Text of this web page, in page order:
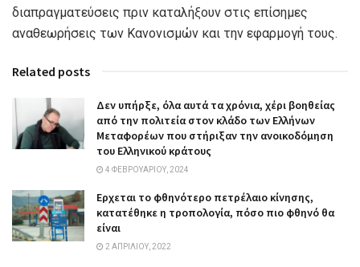
διαπραγματεύσεις πριν καταλήξουν στις επίσημες
αναθεωρήσεις των Κανονισμών και την εφαρμογή τους.
Related posts
Δεν υπήρξε, όλα αυτά τα χρόνια, χέρι βοηθείας
από την πολιτεία στον κλάδο των Ελλήνων
Μεταφορέων που στήριξαν την ανοικοδόμηση
του Ελληνικού κράτους
4 ΦΕΒΡΟΥΑΡΊΟΥ, 2024
Ερχεται το φθηνότερο πετρέλαιο κίνησης,
κατατέθηκε η τροπολογία, πόσο πιο φθηνό θα
είναι
2 ΑΠΡΙΛΊΟΥ, 2022